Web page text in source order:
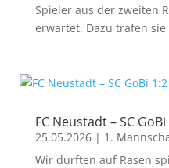
Spieler aus der zweiten
erwartet. Dazu trafen sie
FC Neustadt – SC GoBi
25.05.2026| 1.
Wir durften auf Rasen